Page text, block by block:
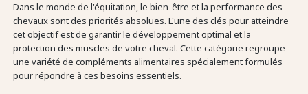
Dans le monde de l'équitation, le bien-être et la performance des
chevaux sont des priorités absolues. L'une des clés pour atteindre
cet objectif est de garantir le développement optimal et la
protection des muscles de votre cheval. Cette catégorie regroupe
une variété de compléments alimentaires spécialement formulés
pour répondre à ces besoins essentiels.